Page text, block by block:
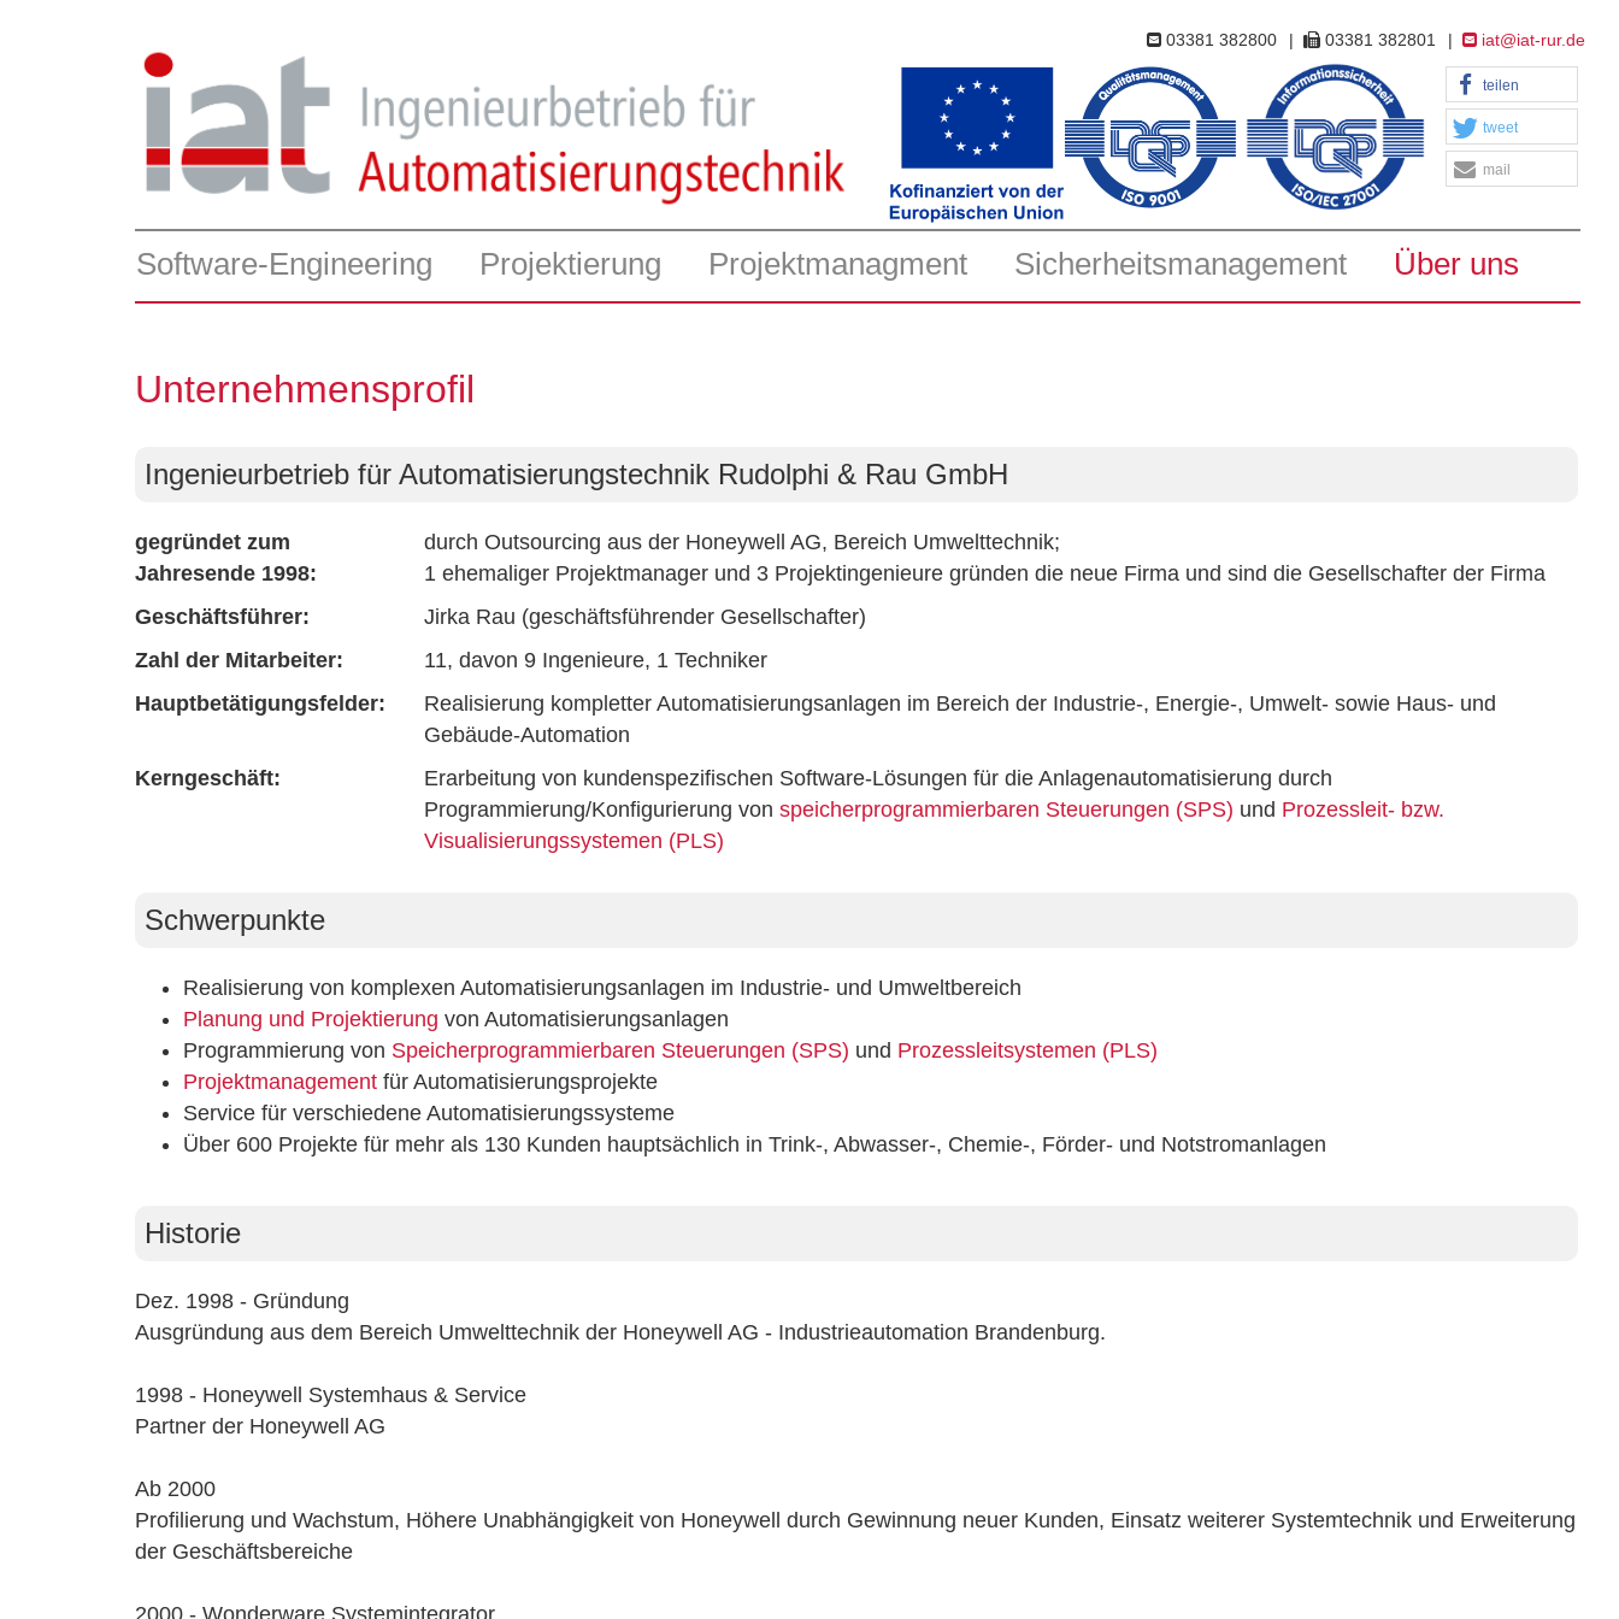
Software-Engineering Projektierung Projektmanagment Sicherheitsmanagement Über uns
03381 382800 | 03381 382801 | iat@iat-rur.de
teilen
tweet
mail
Unternehmensprofil
Ingenieurbetrieb für Automatisierungstechnik Rudolphi & Rau GmbH
gegründet zum
Jahresende 1998:
durch Outsourcing aus der Honeywell AG, Bereich Umwelttechnik;
1 ehemaliger Projektmanager und 3 Projektingenieure gründen die neue Firma und sind die Gesellschafter der Firma
Geschäftsführer:
Jirka Rau (geschäftsführender Gesellschafter)
Zahl der Mitarbeiter:
11, davon 9 Ingenieure, 1 Techniker
Hauptbetätigungsfelder:
Realisierung kompletter Automatisierungsanlagen im Bereich der Industrie-, Energie-, Umwelt- sowie Haus- und
Gebäude-Automation
Kerngeschäft:
Erarbeitung von kundenspezifischen Software-Lösungen für die Anlagenautomatisierung durch
Programmierung/Konfigurierung von speicherprogrammierbaren Steuerungen (SPS) und Prozessleit- bzw.
Visualisierungssystemen (PLS)
Schwerpunkte
Realisierung von komplexen Automatisierungsanlagen im Industrie- und Umweltbereich
Planung und Projektierung von Automatisierungsanlagen
Programmierung von Speicherprogrammierbaren Steuerungen (SPS) und Prozessleitsystemen (PLS)
Projektmanagement für Automatisierungsprojekte
Service für verschiedene Automatisierungssysteme
Über 600 Projekte für mehr als 130 Kunden hauptsächlich in Trink-, Abwasser-, Chemie-, Förder- und Notstromanlagen
Historie
Dez. 1998 - Gründung
Ausgründung aus dem Bereich Umwelttechnik der Honeywell AG - Industrieautomation Brandenburg.
1998 - Honeywell Systemhaus & Service
Partner der Honeywell AG
Ab 2000
Profilierung und Wachstum, Höhere Unabhängigkeit von Honeywell durch Gewinnung neuer Kunden, Einsatz weiterer Systemtechnik und Erweiterung
der Geschäftsbereiche
2000 - Wonderware Systemintegrator